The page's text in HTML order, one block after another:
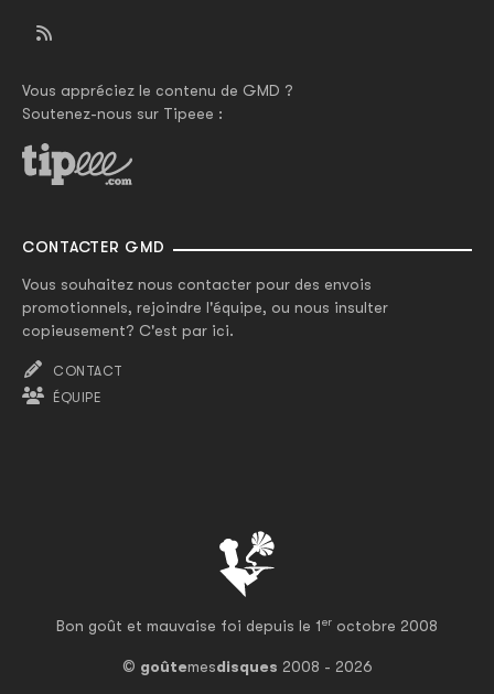
Bon goût et mauvaise foi depuis le 1er octobre 2008
© goûtemesdisques 2008 - 2026
Vous appréciez le contenu de GMD ?
Soutenez-nous sur Tipeee :
CONTACTER GMD
Vous souhaitez nous contacter pour des envois
promotionnels, rejoindre l'équipe, ou nous insulter
copieusement? C'est par ici.
CONTACT
ÉQUIPE